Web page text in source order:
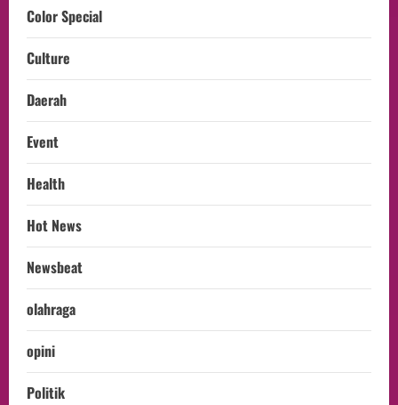
Color Special
Culture
Daerah
Event
Health
Hot News
Newsbeat
olahraga
opini
Politik